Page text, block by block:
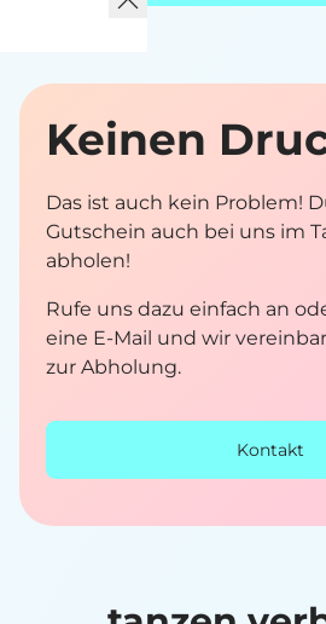
Keinen
Das ist auch kein Problem!
Gutschein auch bei uns im
abholen!
Rufe uns dazu einfach an
eine E-Mail und wir
zur Abholung.
Kontakt